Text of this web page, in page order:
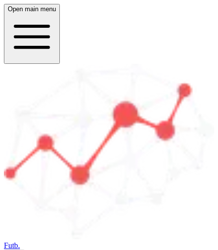
Open main menu
Futb.